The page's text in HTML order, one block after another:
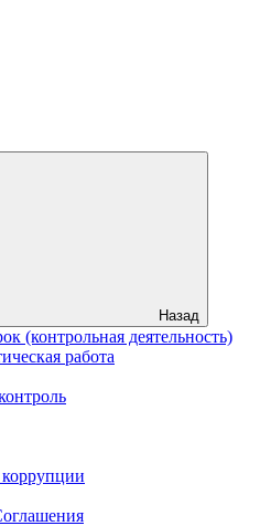
Назад
(контрольная деятельность)
работа